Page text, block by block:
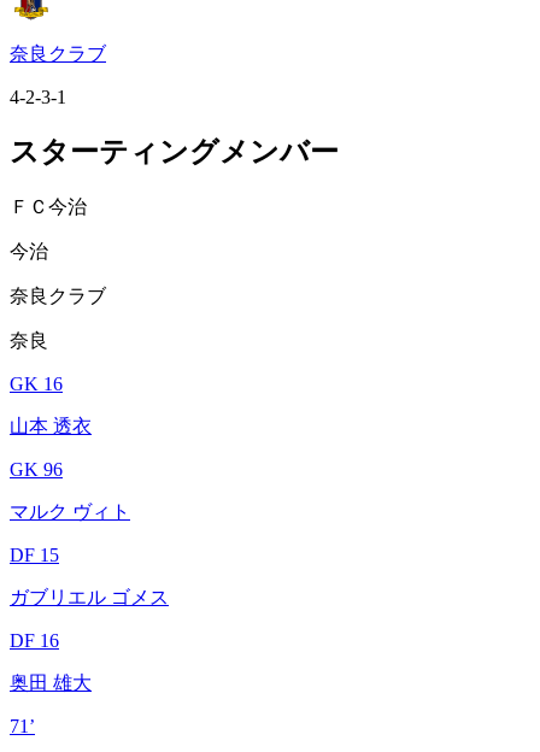
奈良クラブ
4-2-3-1
スターティングメンバー
ＦＣ今治
今治
奈良クラブ
奈良
GK 16
山本 透衣
GK 96
マルク ヴィト
DF 15
ガブリエル ゴメス
DF 16
奥田 雄大
71’